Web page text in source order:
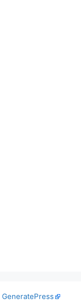
GeneratePress